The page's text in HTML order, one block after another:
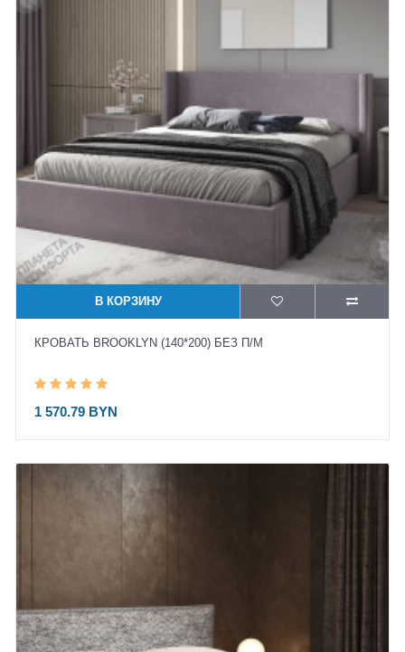
В КОРЗИНУ
КРОВАТЬ BROOKLYN (140*200) БЕЗ П/М
1 570.79 BYN